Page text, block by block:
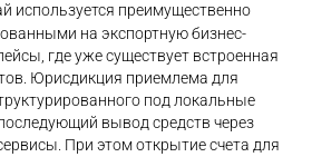
используется преимущественно
на экспортную бизнес-
где уже существует встроенная
Юрисдикция приемлема для
под локальные
вывод средств через
При этом открытие счета для